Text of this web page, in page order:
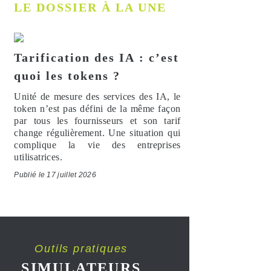
LE DOSSIER À LA UNE
Tarification des IA : c’est
quoi les tokens ?
Unité de mesure des services des IA, le
token n’est pas défini de la même façon
par tous les fournisseurs et son tarif
change régulièrement. Une situation qui
complique la vie des entreprises
utilisatrices.
Publié le 17 juillet 2026
Outils pratiques